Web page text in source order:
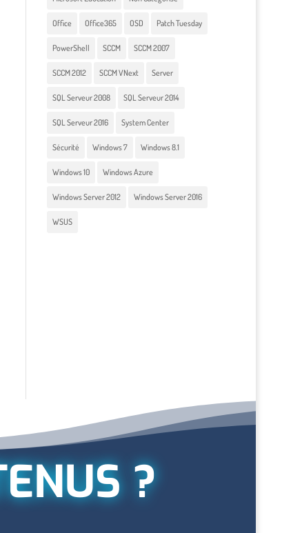
Office Office365 OSD Patch Tuesday
PowerShell SCCM SCCM 2007
SCCM 2012 SCCM VNext Server
SQL Serveur 2008 SQL Serveur 2014
SQL Serveur 2016 System Center
Sécurité Windows 7 Windows 8.1
Windows 10 Windows Azure
Windows Server 2012 Windows Server 2016
WSUS
?